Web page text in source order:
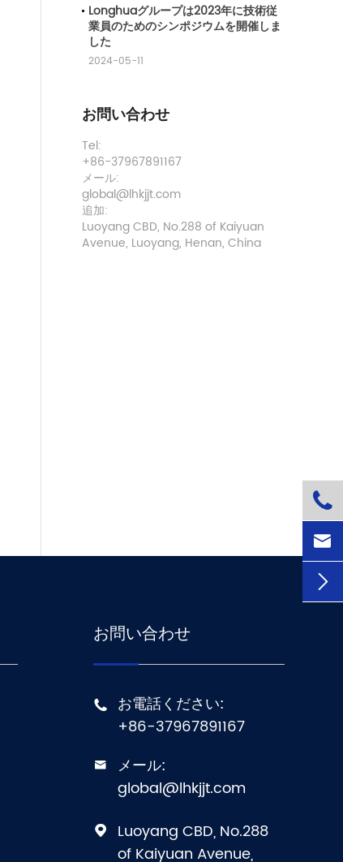
Longhuaグループは2023年に技術従
業員のためのシンポジウムを開催しま
した
2024-05-11
お問い合わせ
Tel:
+86-37967891167
メール:
global@lhkjjt.com
追加:
Luoyang CBD, No.288 of Kaiyuan
Avenue, Luoyang, Henan, China
お問い合わせ

お電話ください:
+86-37967891167

メール:
global@lhkjjt.com

Luoyang CBD, No.288
of Kaiyuan Avenue,


